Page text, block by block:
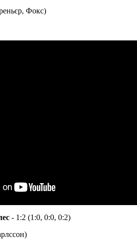
Фокс)
- 1:2 (1:0, 0:0, 0:2)